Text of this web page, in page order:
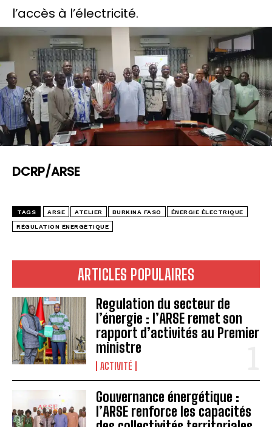
ARTICLES POPULAIRES
Regulation du secteur de
l’énergie : l’ARSE remet son
rapport d’activités au Premier
ministre
ACTIVITÉ
Gouvernance énergétique :
l’ARSE renforce les capacités
l’accès à l’électricité.
DCRP/ARSE
TAGS ARSE ATELIER BURKINA FASO ÉNERGIE ÉLECTRIQUE
RÉGULATION ÉNERGÉTIQUE